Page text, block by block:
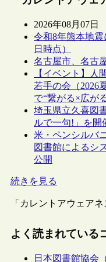
2026年08月07日
令和8年熊本地
日時点）
名古屋市、名古
【イベント】人
若手の会（2026
で“繋がる×広が
埼玉県立久喜図
ルで一句!」を開
米・ペンシルバ
図書館によるシ
公開
続きを見る
「カレントアウェアネ
よく読まれている
日本図書館協会